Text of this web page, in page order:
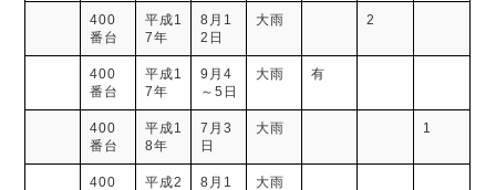
400
番台
平成1
7年
8月1
2日
大雨 2
400
番台
平成1
7年
9月4
～5日
大雨 有
400
番台
平成1
8年
7月3
日
大雨 1
400
平成2
8月1
大雨